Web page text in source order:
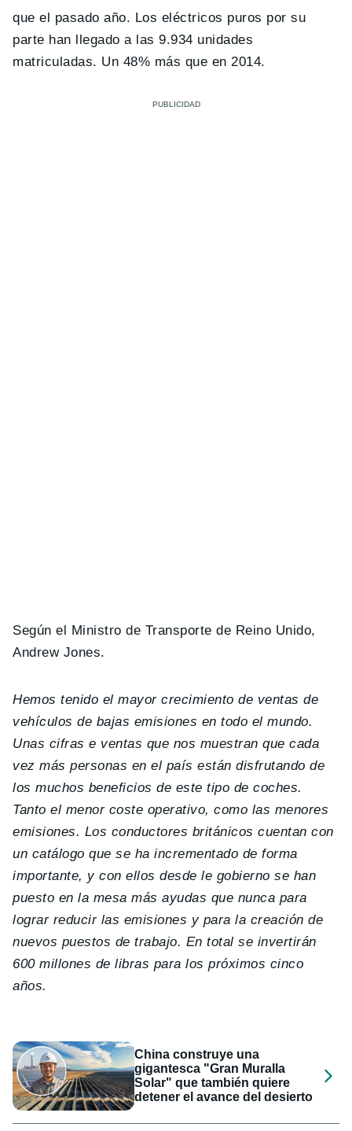
que el pasado año. Los eléctricos puros por su
parte han llegado a las 9.934 unidades
matriculadas. Un 48% más que en 2014.
Según el Ministro de Transporte de Reino Unido,
Andrew Jones.
Hemos tenido el mayor crecimiento de ventas de
vehículos de bajas emisiones en todo el mundo.
Unas cifras e ventas que nos muestran que cada
vez más personas en el país están disfrutando de
los muchos beneficios de este tipo de coches.
Tanto el menor coste operativo, como las menores
emisiones. Los conductores británicos cuentan con
un catálogo que se ha incrementado de forma
importante, y con ellos desde le gobierno se han
puesto en la mesa más ayudas que nunca para
lograr reducir las emisiones y para la creación de
nuevos puestos de trabajo. En total se invertirán
600 millones de libras para los próximos cinco
años.
China construye una
gigantesca "Gran Muralla
Solar" que también quiere
detener el avance del desierto